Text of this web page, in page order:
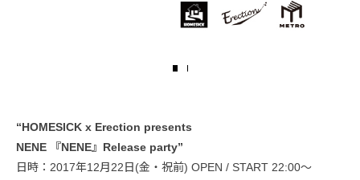
“HOMESICK x Erection presents
NENE 『NENE』Release party”
日時：2017年12月22日(金・祝前) OPEN / START 22:00～